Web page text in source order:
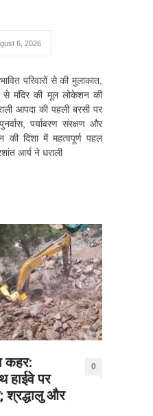
6, 2026
परिवारों से की मुलाकात,
से मंदिर की मूल लोकेशन की
आपदा की पहली बरसी पर
पर्यावरण संरक्षण और
की दिशा में महत्वपूर्ण पहल
आर्य ने धराली
कहर:
हाईवे पर
श्रद्धालु और
0